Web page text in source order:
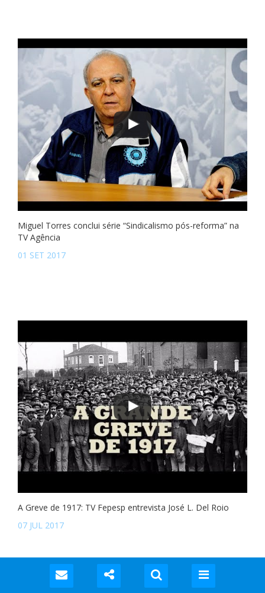
Miguel Torres conclui série “Sindicalismo pós-reforma” na
TV Agência
01 SET 2017
A Greve de 1917: TV Fepesp entrevista José L. Del Roio
07 JUL 2017